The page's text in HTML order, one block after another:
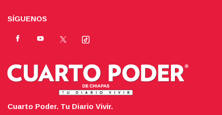
SÍGUENOS
Cuarto Poder. Tu Diario Vivir.